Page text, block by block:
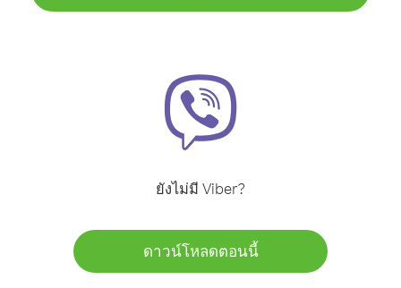
ยังไม่มี Viber?
ดาวน์โหลดตอนนี้